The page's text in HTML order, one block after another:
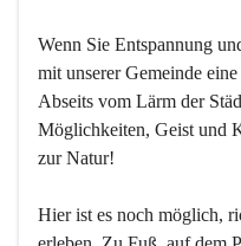
Wenn Sie Entspannung
mit unserer Gemeinde
Abseits vom Lärm der
Möglichkeiten, Geist und
zur Natur!
Hier ist es noch möglich,